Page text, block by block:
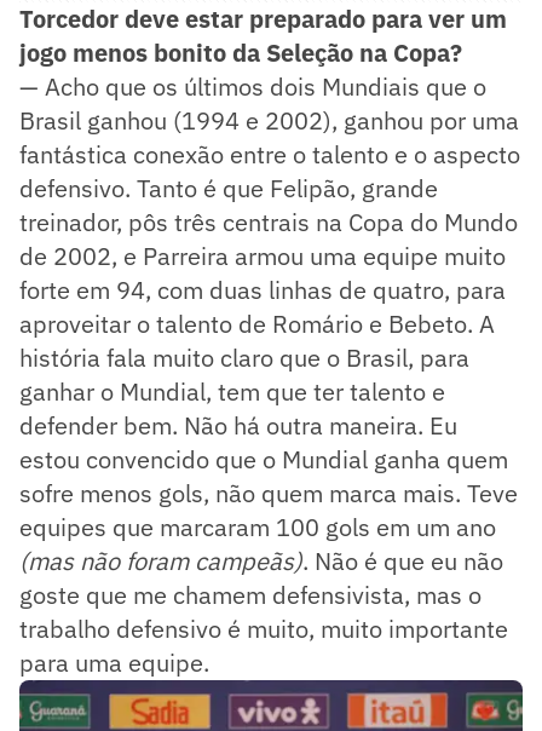
Torcedor deve estar preparado para ver um
jogo menos bonito da Seleção na Copa?
— Acho que os últimos dois Mundiais que o
Brasil ganhou (1994 e 2002), ganhou por uma
fantástica conexão entre o talento e o aspecto
defensivo. Tanto é que Felipão, grande
treinador, pôs três centrais na Copa do Mundo
de 2002, e Parreira armou uma equipe muito
forte em 94, com duas linhas de quatro, para
aproveitar o talento de Romário e Bebeto. A
história fala muito claro que o Brasil, para
ganhar o Mundial, tem que ter talento e
defender bem. Não há outra maneira. Eu
estou convencido que o Mundial ganha quem
sofre menos gols, não quem marca mais. Teve
equipes que marcaram 100 gols em um ano
(mas não foram campeãs). Não é que eu não
goste que me chamem defensivista, mas o
trabalho defensivo é muito, muito importante
para uma equipe.